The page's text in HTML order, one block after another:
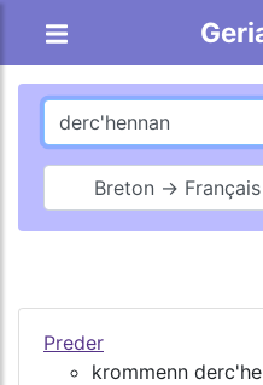
Breton → Français
Preder
krommenn